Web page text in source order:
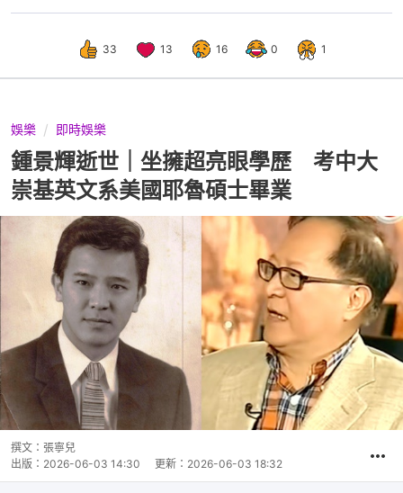
33 13 16 0 1
娛樂 即時娛樂
鍾景輝逝世｜坐擁超亮眼學歷 考中大
崇基英文系美國耶魯碩士畢業
撰文： 張寧兒
出版： 2026-06-03 14:30 更新： 2026-06-03 18:32